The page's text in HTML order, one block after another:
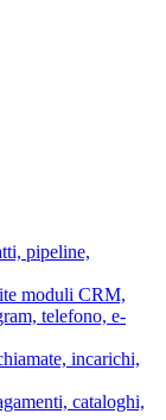
pipeline,
moduli CRM,
telefono, e-
incarichi,
cataloghi,